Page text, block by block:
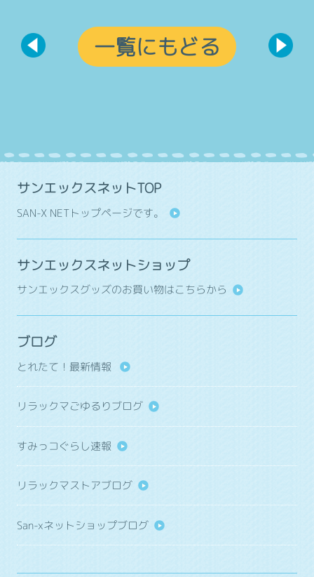
一覧にもどる
サンエックスネットTOP
SAN-X NETトップページです。
サンエックスネットショップ
サンエックスグッズのお買い物はこちらから
ブログ
とれたて！最新情報
リラックマごゆるりブログ
すみっコぐらし速報
リラックマストアブログ
San-xネットショップブログ